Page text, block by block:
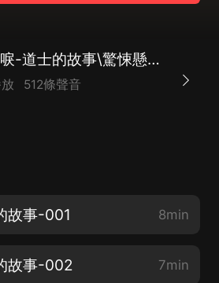
風聲鶴唳-道士的故事\驚悚懸疑搞笑\多播精品
512條聲音
故事-001 8min
故事-002 7min